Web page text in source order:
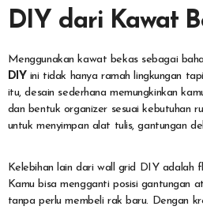
DIY dari Kawat
Menggunakan kawat bekas sebagai
DIY ini tidak hanya ramah lingkungan
itu, desain sederhana memungkinkan
dan bentuk organizer sesuai kebutuhan
untuk menyimpan alat tulis, gantungan
Kelebihan lain dari wall grid DIY adalah
Kamu bisa mengganti posisi gantungan
tanpa perlu membeli rak baru. Dengan